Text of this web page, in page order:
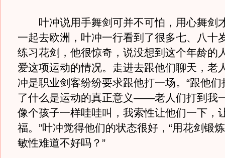
叶冲说用手舞剑可并不可怕，用心舞剑
一起去欧洲，叶冲一行看到了很多七、八十
练习花剑，他很惊奇，说没想到这个年龄的
爱这项运动的情况。走进去跟他们聊天，老
冲是职业剑客纷纷要求跟他打一场。“跟他
了什么是运动的真正意义——老人们打到我
像个孩子一样哇哇叫，我索性让他们一下，
福。”叶冲觉得他们的状态很好，“用花剑锻
敏性难道不好吗？”